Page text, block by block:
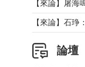
論壇